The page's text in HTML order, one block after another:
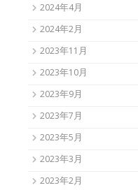
2024年4月
2024年2月
2023年11月
2023年10月
2023年9月
2023年7月
2023年5月
2023年3月
2023年2月